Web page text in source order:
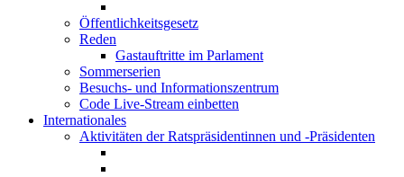
Öffentlichkeitsgesetz
Reden
Gastauftritte im Parlament
Sommerserien
Besuchs- und Informationszentrum
Code Live-Stream einbetten
Internationales
Aktivitäten der Ratspräsidentinnen und -Präsidenten